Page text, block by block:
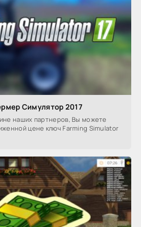
Симулятор 2017
наших партнеров, Вы можете
цене ключ Farming Simulator